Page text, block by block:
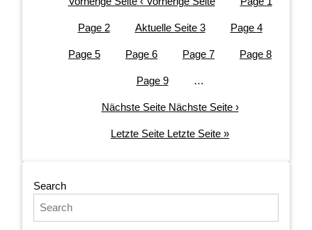
Page 2 Aktuelle Seite 3 Page 4
Page 5 Page 6 Page 7 Page 8
Page 9 …
Nächste Seite Nächste Seite ›
Letzte Seite Letzte Seite »
Search